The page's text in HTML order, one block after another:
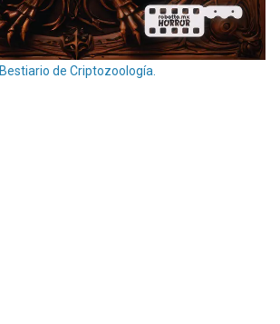
Bestiario de Criptozoología.